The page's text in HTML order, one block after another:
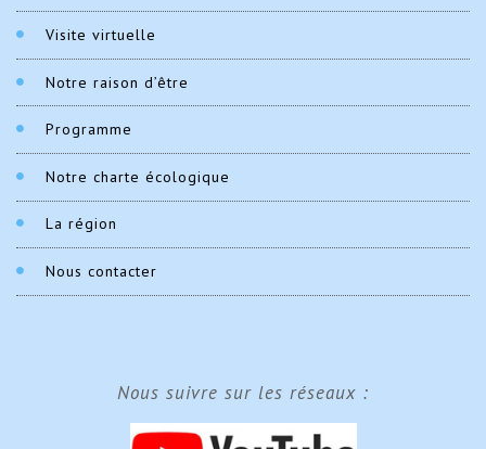
Visite virtuelle
Notre raison d’être
Programme
Notre charte écologique
La région
Nous contacter
Nous suivre sur les réseaux :